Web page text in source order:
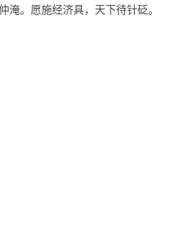
淹。愿施经济具，天下待针砭。